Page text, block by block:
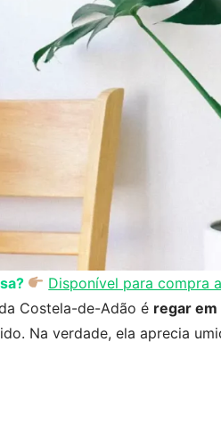
Disponível para compra
Costela-de-Adão é regar
Na verdade, ela aprecia